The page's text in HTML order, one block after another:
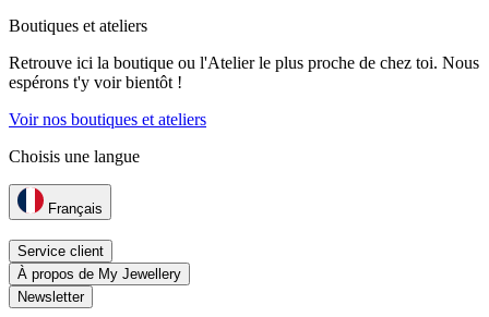
Boutiques et ateliers
Retrouve ici la boutique ou l'Atelier le plus proche de chez toi. Nous
espérons t'y voir bientôt !
Voir nos boutiques et ateliers
Choisis une langue
Français
Service client
À propos de My Jewellery
Newsletter